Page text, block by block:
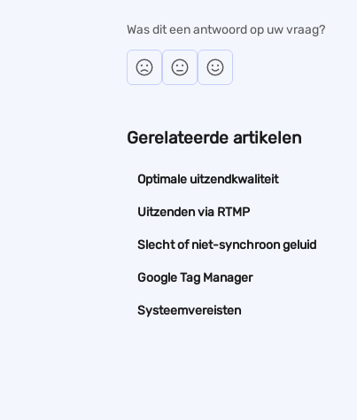
Was dit een antwoord op uw vraag?
Gerelateerde artikelen
Optimale uitzendkwaliteit
Uitzenden via RTMP
Slecht of niet-synchroon geluid
Google Tag Manager
Systeemvereisten